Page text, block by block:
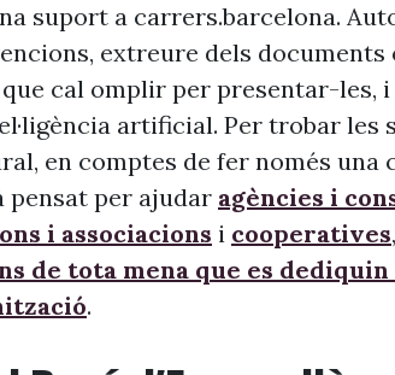
suport a carrers.barcelona.
extreure dels documents
cal omplir per presentar-les,
artificial. Per trobar les
en comptes de fer només una
pensat per ajudar agències i
i associacions i cooperatives
de tota mena que es
.